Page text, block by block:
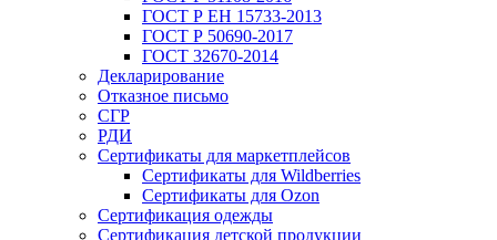
ГОСТ Р ЕН 15733-2013
ГОСТ Р 50690-2017
ГОСТ 32670-2014
Декларирование
Отказное письмо
СГР
РДИ
Сертификаты для маркетплейсов
Сертификаты для Wildberries
Сертификаты для Ozon
Сертификация одежды
Сертификация детской продукции